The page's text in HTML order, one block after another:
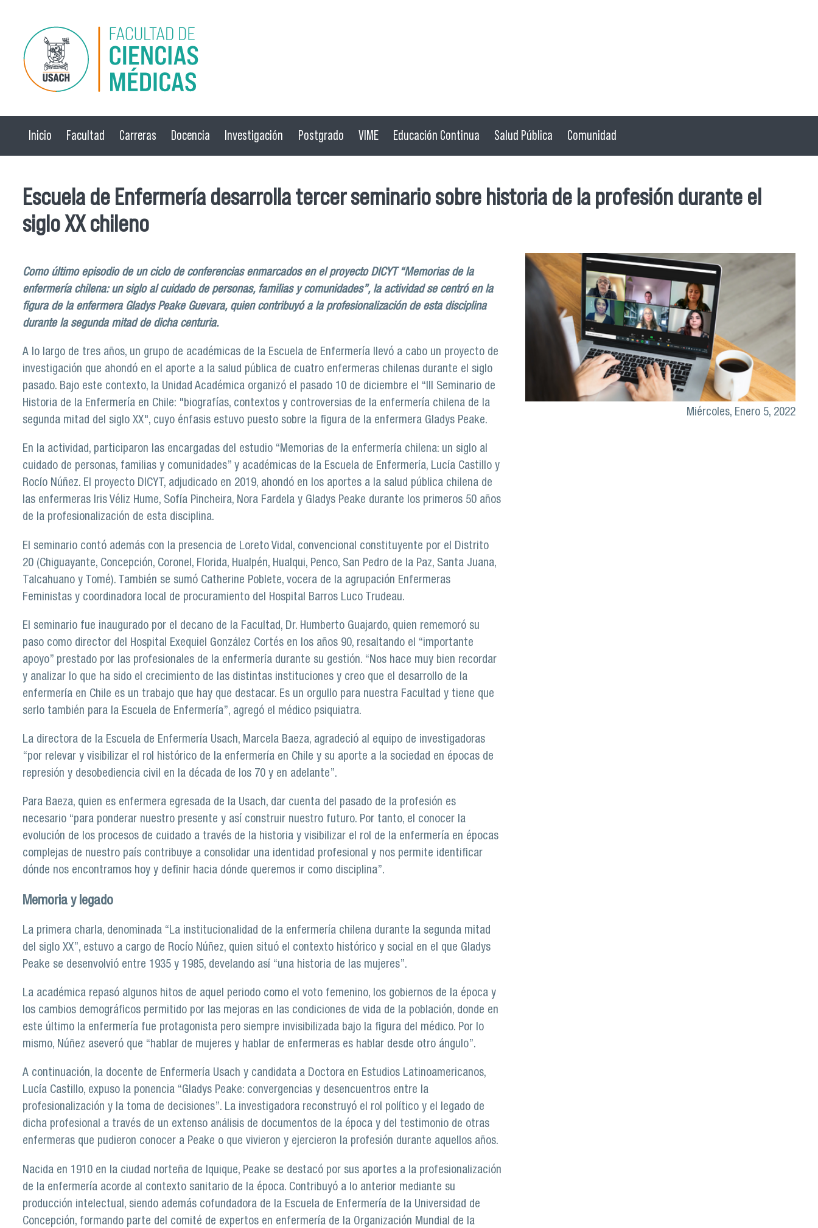
Pasar al contenido principal
Inicio Facultad Carreras Docencia Investigación Postgrado VIME Educación Continua Salud Pública Comunidad
Escuela de Enfermería desarrolla tercer seminario sobre historia de la profesión durante el
siglo XX chileno
Como último episodio de un ciclo de conferencias enmarcados en el proyecto DICYT “Memorias de la
enfermería chilena: un siglo al cuidado de personas, familias y comunidades”, la actividad se centró en la
figura de la enfermera Gladys Peake Guevara, quien contribuyó a la profesionalización de esta disciplina
durante la segunda mitad de dicha centuria.
A lo largo de tres años, un grupo de académicas de la Escuela de Enfermería llevó a cabo un proyecto de
investigación que ahondó en el aporte a la salud pública de cuatro enfermeras chilenas durante el siglo
pasado. Bajo este contexto, la Unidad Académica organizó el pasado 10 de diciembre el “III Seminario de
Historia de la Enfermería en Chile: "biografías, contextos y controversias de la enfermería chilena de la
segunda mitad del siglo XX", cuyo énfasis estuvo puesto sobre la figura de la enfermera Gladys Peake.
En la actividad, participaron las encargadas del estudio “Memorias de la enfermería chilena: un siglo al
cuidado de personas, familias y comunidades” y académicas de la Escuela de Enfermería, Lucía Castillo y
Rocío Núñez. El proyecto DICYT, adjudicado en 2019, ahondó en los aportes a la salud pública chilena de
las enfermeras Iris Véliz Hume, Sofía Pincheira, Nora Fardela y Gladys Peake durante los primeros 50 años
de la profesionalización de esta disciplina.
El seminario contó además con la presencia de Loreto Vidal, convencional constituyente por el Distrito
20 (Chiguayante, Concepción, Coronel, Florida, Hualpén, Hualqui, Penco, San Pedro de la Paz, Santa Juana,
Talcahuano y Tomé). También se sumó Catherine Poblete, vocera de la agrupación Enfermeras
Feministas y coordinadora local de procuramiento del Hospital Barros Luco Trudeau.
El seminario fue inaugurado por el decano de la Facultad, Dr. Humberto Guajardo, quien rememoró su
paso como director del Hospital Exequiel González Cortés en los años 90, resaltando el “importante
apoyo” prestado por las profesionales de la enfermería durante su gestión. “Nos hace muy bien recordar
y analizar lo que ha sido el crecimiento de las distintas instituciones y creo que el desarrollo de la
enfermería en Chile es un trabajo que hay que destacar. Es un orgullo para nuestra Facultad y tiene que
serlo también para la Escuela de Enfermería”, agregó el médico psiquiatra.
La directora de la Escuela de Enfermería Usach, Marcela Baeza, agradeció al equipo de investigadoras
“por relevar y visibilizar el rol histórico de la enfermería en Chile y su aporte a la sociedad en épocas de
represión y desobediencia civil en la década de los 70 y en adelante”.
Para Baeza, quien es enfermera egresada de la Usach, dar cuenta del pasado de la profesión es
necesario “para ponderar nuestro presente y así construir nuestro futuro. Por tanto, el conocer la
evolución de los procesos de cuidado a través de la historia y visibilizar el rol de la enfermería en épocas
complejas de nuestro país contribuye a consolidar una identidad profesional y nos permite identificar
dónde nos encontramos hoy y definir hacia dónde queremos ir como disciplina”.
Memoria y legado
La primera charla, denominada “La institucionalidad de la enfermería chilena durante la segunda mitad
del siglo XX”, estuvo a cargo de Rocío Núñez, quien situó el contexto histórico y social en el que Gladys
Peake se desenvolvió entre 1935 y 1985, develando así “una historia de las mujeres”.
La académica repasó algunos hitos de aquel periodo como el voto femenino, los gobiernos de la época y
los cambios demográficos permitido por las mejoras en las condiciones de vida de la población, donde en
este último la enfermería fue protagonista pero siempre invisibilizada bajo la figura del médico. Por lo
mismo, Núñez aseveró que “hablar de mujeres y hablar de enfermeras es hablar desde otro ángulo”.
A continuación, la docente de Enfermería Usach y candidata a Doctora en Estudios Latinoamericanos,
Lucía Castillo, expuso la ponencia “Gladys Peake: convergencias y desencuentros entre la
profesionalización y la toma de decisiones”. La investigadora reconstruyó el rol político y el legado de
dicha profesional a través de un extenso análisis de documentos de la época y del testimonio de otras
enfermeras que pudieron conocer a Peake o que vivieron y ejercieron la profesión durante aquellos años.
Nacida en 1910 en la ciudad norteña de Iquique, Peake se destacó por sus aportes a la profesionalización
de la enfermería acorde al contexto sanitario de la época. Contribuyó a lo anterior mediante su
producción intelectual, siendo además cofundadora de la Escuela de Enfermería de la Universidad de
Concepción, formando parte del comité de expertos en enfermería de la Organización Mundial de la
Miércoles, Enero 5, 2022